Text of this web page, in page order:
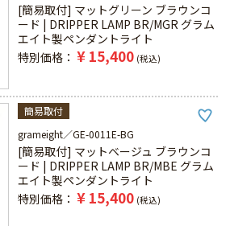
[簡易取付] マットグリーン ブラウンコ
ード | DRIPPER LAMP BR/MGR グラム
エイト製ペンダントライト
特別価格
¥ 15,400 税込
簡易取付
grameight
GE-0011E-BG
[簡易取付] マットベージュ ブラウンコ
ード | DRIPPER LAMP BR/MBE グラム
エイト製ペンダントライト
特別価格
¥ 15,400 税込